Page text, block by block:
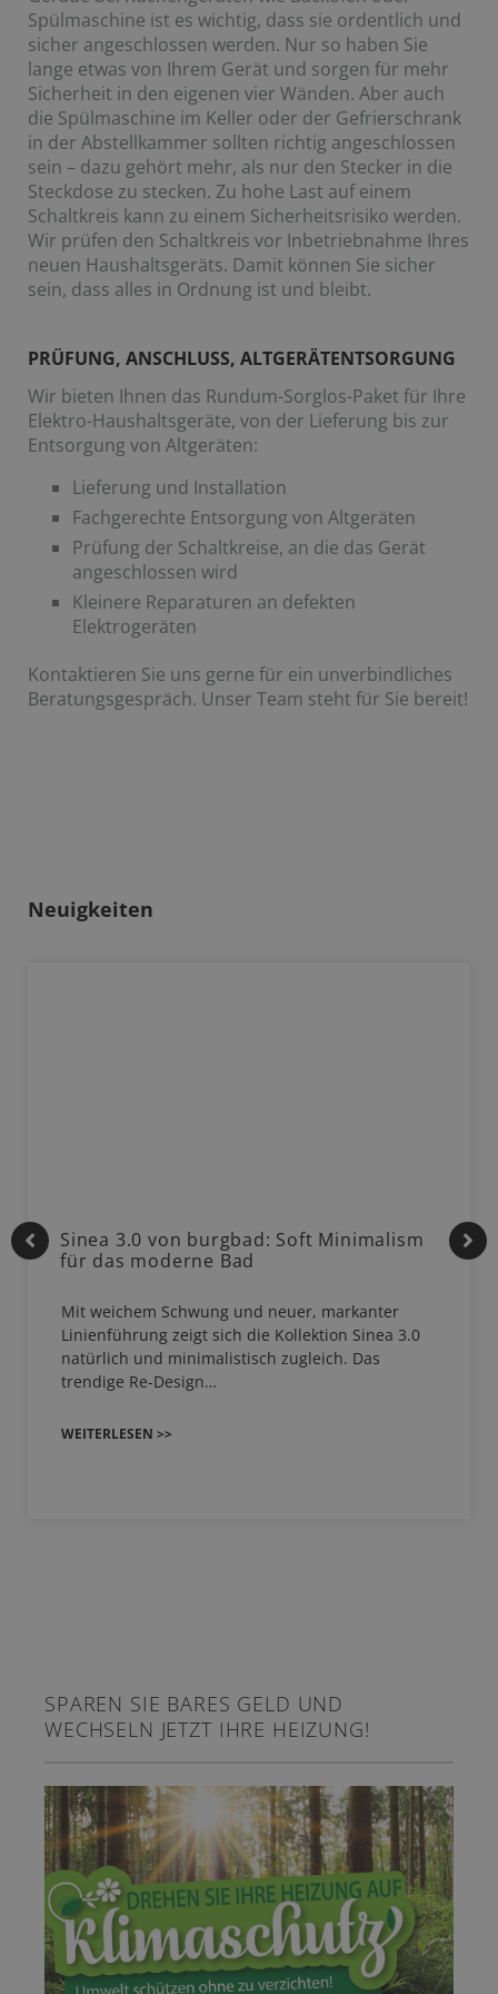
Spülmaschine ist es wichtig, dass sie ordentlich und
sicher angeschlossen werden. Nur so haben Sie
lange etwas von Ihrem Gerät und sorgen für mehr
Sicherheit in den eigenen vier Wänden. Aber auch
die Spülmaschine im Keller oder der Gefrierschrank
in der Abstellkammer sollten richtig angeschlossen
sein – dazu gehört mehr, als nur den Stecker in die
Steckdose zu stecken. Zu hohe Last auf einem
Schaltkreis kann zu einem Sicherheitsrisiko werden.
Wir prüfen den Schaltkreis vor Inbetriebnahme Ihres
neuen Haushaltsgeräts. Damit können Sie sicher
sein, dass alles in Ordnung ist und bleibt.
PRÜFUNG, ANSCHLUSS, ALTGERÄTENTSORGUNG
Wir bieten Ihnen das Rundum-Sorglos-Paket für Ihre
Elektro-Haushaltsgeräte, von der Lieferung bis zur
Entsorgung von Altgeräten:
Lieferung und Installation
Fachgerechte Entsorgung von Altgeräten
Prüfung der Schaltkreise, an die das Gerät
angeschlossen wird
Kleinere Reparaturen an defekten
Elektrogeräten
Kontaktieren Sie uns gerne für ein unverbindliches
Beratungsgespräch. Unser Team steht für Sie bereit!
Neuigkeiten
Sinea 3.0 von burgbad: Soft Minimalism
für das moderne Bad
Mit weichem Schwung und neuer, markanter
Linienführung zeigt sich die Kollektion Sinea 3.0
natürlich und minimalistisch zugleich. Das
trendige Re-Design…
WEITERLESEN >>
SPAREN SIE BARES GELD UND
WECHSELN JETZT IHRE HEIZUNG!